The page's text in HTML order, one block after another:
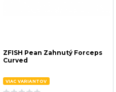
ZFISH Pean Zahnutý Forceps
Curved
VIAC VARIANTOV